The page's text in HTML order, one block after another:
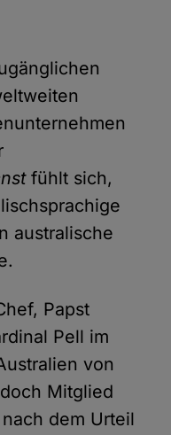
fühlt sich,
australische
Papst
Pell im
von
Mitglied
dem Urteil